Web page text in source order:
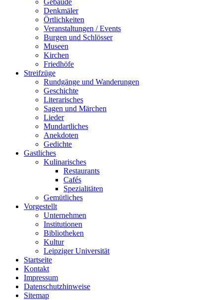
Denkmäler
Örtlichkeiten
Veranstaltungen / Events
Burgen und Schlösser
Museen
Kirchen
Friedhöfe
Streifzüge
Rundgänge und Wanderungen
Geschichte
Literarisches
Sagen und Märchen
Lieder
Mundartliches
Anekdoten
Gedichte
Gastliches
Kulinarisches
Restaurants
Cafés
Spezialitäten
Gemütliches
Vorgestellt
Unternehmen
Institutionen
Bibliotheken
Kultur
Leipziger Universität
Startseite
Kontakt
Impressum
Datenschutzhinweise
Sitemap